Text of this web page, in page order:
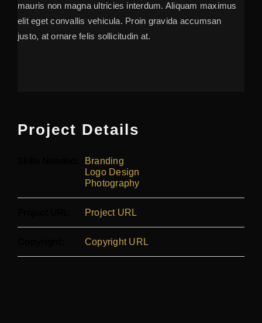
mauris non magna ultricies interdum. Aliquam maximus
elit eget convallis vehicula. Proin gravida accumsan
justo, at ornare felis sollicitudin at.
Project Details
Branding
Logo Design
Photography
Project URL
Copyright URL